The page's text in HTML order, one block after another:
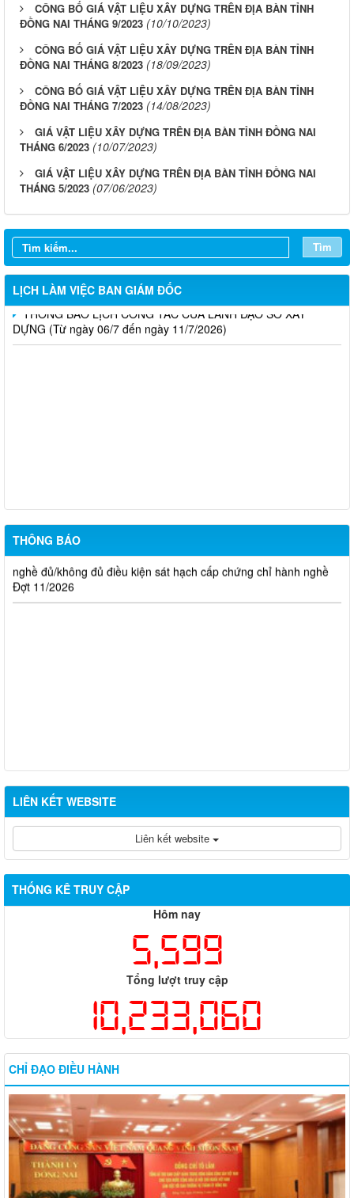
CÔNG BỐ GIÁ VẬT LIỆU XÂY DỰNG TRÊN ĐỊA BÀN TỈNH
ĐỒNG NAI THÁNG 9/2023 (10/10/2023)
CÔNG BỐ GIÁ VẬT LIỆU XÂY DỰNG TRÊN ĐỊA BÀN TỈNH
ĐỒNG NAI THÁNG 8/2023 (18/09/2023)
CÔNG BỐ GIÁ VẬT LIỆU XÂY DỰNG TRÊN ĐỊA BÀN TỈNH
ĐỒNG NAI THÁNG 7/2023 (14/08/2023)
GIÁ VẬT LIỆU XÂY DỰNG TRÊN ĐỊA BÀN TỈNH ĐỒNG NAI
THÁNG 6/2023 (10/07/2023)
GIÁ VẬT LIỆU XÂY DỰNG TRÊN ĐỊA BÀN TỈNH ĐỒNG NAI
THÁNG 5/2023 (07/06/2023)
Tìm
LỊCH LÀM VIỆC BAN GIÁM ĐỐC
LỊCH CÔNG TÁC CỦA LÃNH ĐẠO SỞ XÂY DỰNG (Từ ngày
03/8 đến ngày 08/8/2026)
THÔNG BÁO LỊCH CÔNG TÁC CỦA LÃNH ĐẠO SỞ XÂY
DỰNG (Từ ngày 27/7 đến ngày 31/7/2026)
THÔNG BÁO LỊCH CÔNG TÁC CỦA LÃNH ĐẠO SỞ XÂY
DỰNG (Từ ngày 20/7 đến ngày 25/7/2026)
THÔNG BÁO LỊCH CÔNG TÁC CỦA LÃNH ĐẠO SỞ XÂY
DỰNG (Từ ngày 06/7 đến ngày 11/7/2026)
THÔNG BÁO
Đợt 10/2026
Thông báo kết quả đánh giá hồ sơ đề nghị cấp chứng chỉ hành
nghề đủ/không đủ điều kiện sát hạch cấp chứng chỉ hành nghề
Đợt 11/2026
LIÊN KẾT WEBSITE
Liên kết website
THỐNG KÊ TRUY CẬP
Hôm nay
5,599
Tổng lượt truy cập
10,233,060
CHỈ ĐẠO ĐIỀU HÀNH